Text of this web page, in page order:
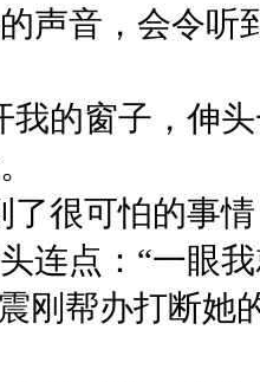
声音，会令听
的窗子，伸头
很可怕的事情
点：“一眼我
帮办打断她